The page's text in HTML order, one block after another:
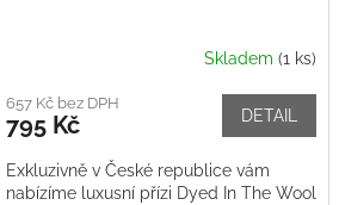
Skladem (1 ks)
657 Kč bez DPH
795 Kč DETAIL
Exkluzivně v České republice vám
nabízíme luxusní přízi Dyed In The Wool